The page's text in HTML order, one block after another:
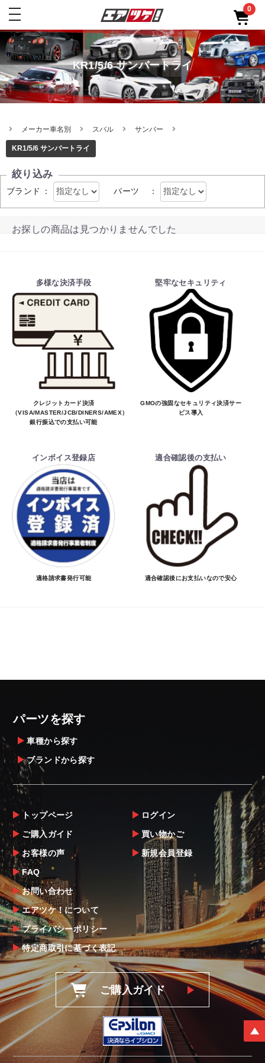
toggle
0
KR1/5/6 サンバートライ
メーカー車名別 スバル サンバー
KR1/5/6 サンバートライ
絞り込み
ブランド ： パーツ ：
お探しの商品は見つかりませんでした
多様な決済手段
クレジットカード決済
（VISA/MASTER/JCB/DINERS/AMEX）、
銀行振込での支払い可能
堅牢なセキュリティ
GMOの強固なセキュリティ決済サー
ビス導入
インボイス登録店
適格請求書発行可能
適合確認後の支払い
適合確認後にお支払いなので安心
パーツを探す
車種から探す
ブランドから探す
トップページ
ご購入ガイド
お客様の声
FAQ
お問い合わせ
エアツケ！について
プライバシーポリシー
特定商取引に基づく表記
ログイン
買い物かご
新規会員登録
ご購入ガイド